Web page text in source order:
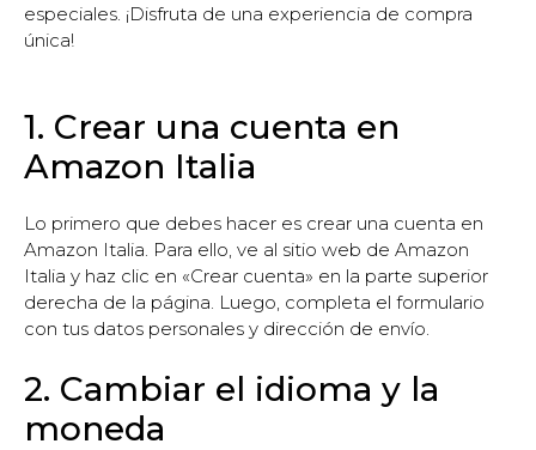
especiales. ¡Disfruta de una experiencia de compra
única!
1. Crear una cuenta en
Amazon Italia
Lo primero que debes hacer es crear una cuenta en
Amazon Italia. Para ello, ve al sitio web de Amazon
Italia y haz clic en «Crear cuenta» en la parte superior
derecha de la página. Luego, completa el formulario
con tus datos personales y dirección de envío.
2. Cambiar el idioma y la
moneda